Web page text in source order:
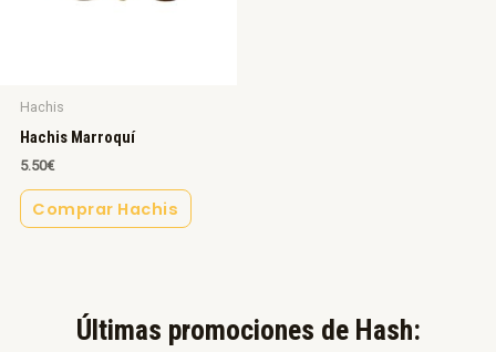
Hachis
Hachis Marroquí
5.50€
Comprar Hachis
Últimas promociones de Hash:​